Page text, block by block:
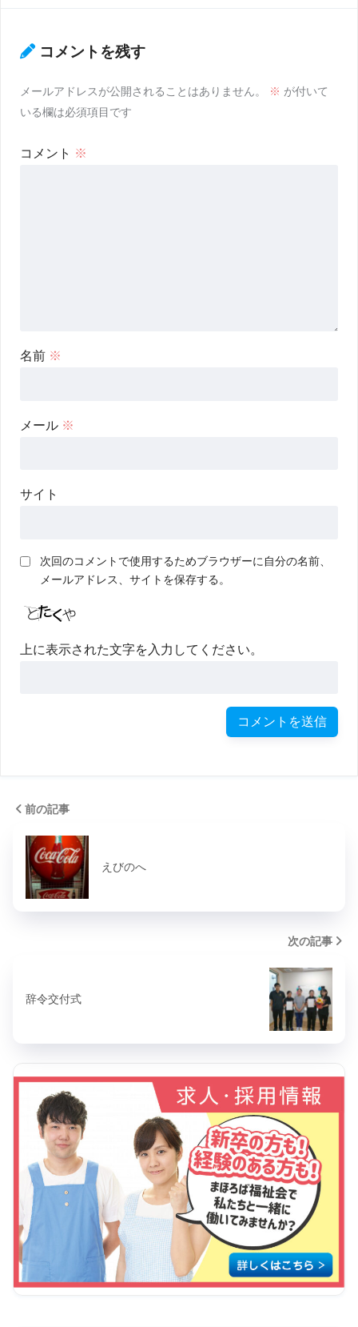
コメントを残す
メールアドレスが公開されることはありません。 ※ が付いて
いる欄は必須項目です
コメント ※
名前 ※
メール ※
サイト
次回のコメントで使用するためブラウザーに自分の名前、
メールアドレス、サイトを保存する。
上に表示された文字を入力してください。
前の記事
えびのへ
次の記事
辞令交付式